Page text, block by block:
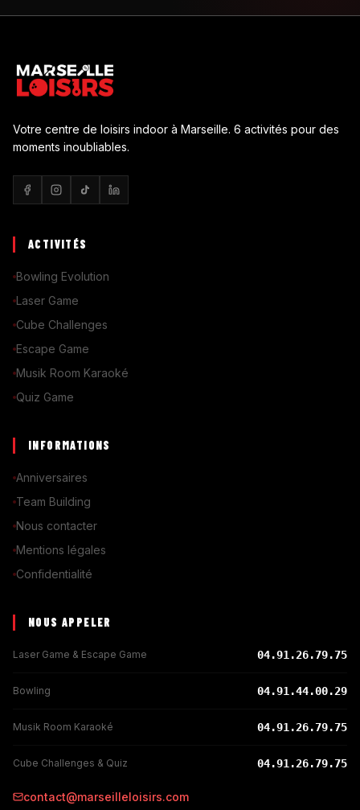
Votre centre de loisirs indoor à Marseille. 6 activités pour des
moments inoubliables.
ACTIVITÉS
Bowling Evolution
Laser Game
Cube Challenges
Escape Game
Musik Room Karaoké
Quiz Game
INFORMATIONS
Anniversaires
Team Building
Nous contacter
Mentions légales
Confidentialité
NOUS APPELER
Laser Game & Escape Game 04.91.26.79.75
Bowling 04.91.44.00.29
Musik Room Karaoké 04.91.26.79.75
Cube Challenges & Quiz 04.91.26.79.75
contact@marseilleloisirs.com